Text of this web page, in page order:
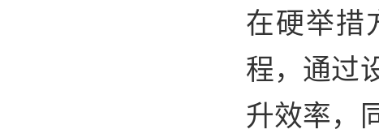
在硬举措
程，通过
升效率，